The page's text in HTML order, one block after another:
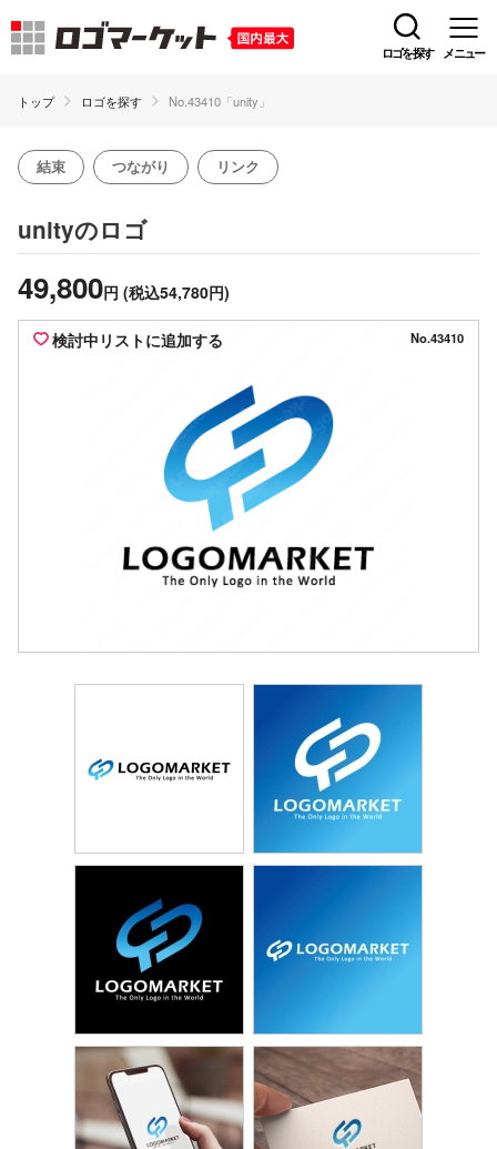
ロゴを探す メニュー
トップ ロゴを探す No.43410「unity」
結束 つながり リンク
unityのロゴ
49,800円 (税込54,780円)
検討中リストに追加する No.43410